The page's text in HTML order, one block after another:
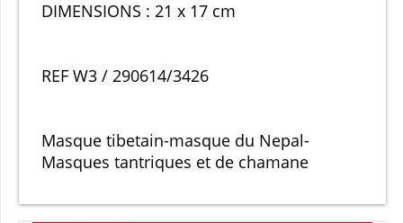
DIMENSIONS : 21 x 17 cm
REF W3 / 290614/3426
Masque tibetain-masque du Nepal-
Masques tantriques et de chamane